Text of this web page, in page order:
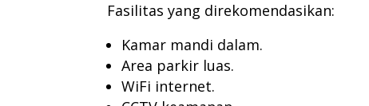
Fasilitas yang direkomendasikan:
Kamar mandi dalam.
Area parkir luas.
WiFi internet.